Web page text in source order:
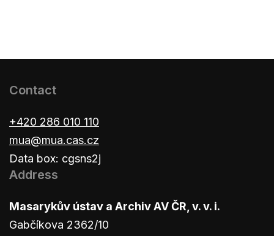
Contact
+420 286 010 110
mua@mua.cas.cz
Data box: cgsns2j
Address
Masarykův ústav a Archiv AV ČR, v. v. i.
Gabčíkova 2362/10